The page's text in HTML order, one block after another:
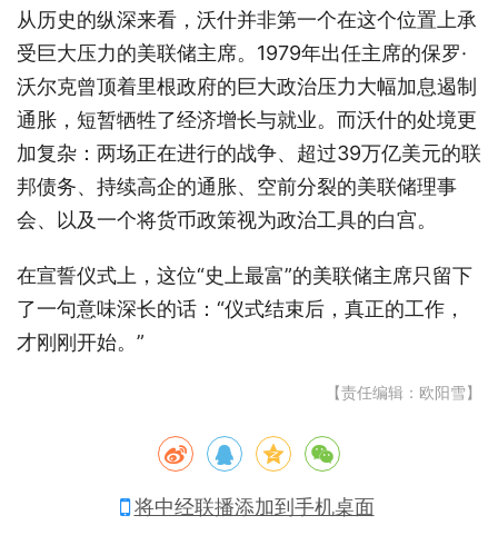
从历史的纵深来看，沃什并非第一个在这个位置上承
受巨大压力的美联储主席。1979年出任主席的保罗·
沃尔克曾顶着里根政府的巨大政治压力大幅加息遏制
通胀，短暂牺牲了经济增长与就业。而沃什的处境更
加复杂：两场正在进行的战争、超过39万亿美元的联
邦债务、持续高企的通胀、空前分裂的美联储理事
会、以及一个将货币政策视为政治工具的白宫。
在宣誓仪式上，这位“史上最富”的美联储主席只留下
了一句意味深长的话：“仪式结束后，真正的工作，
才刚刚开始。”
【责任编辑：欧阳雪】
将中经联播添加到手机桌面